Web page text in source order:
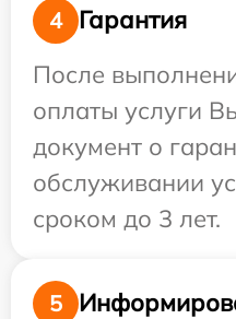
4
Гарантия
После
оплаты услуги
документ о
обслуживании
сроком до 3 лет.
5